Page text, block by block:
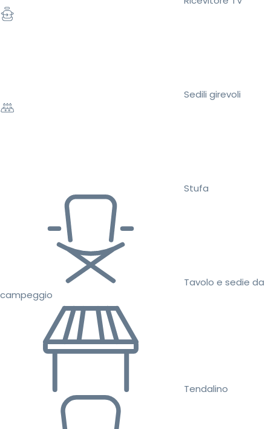
Sedili girevoli
Stufa
Tavolo e sedie da
campeggio
Tendalino